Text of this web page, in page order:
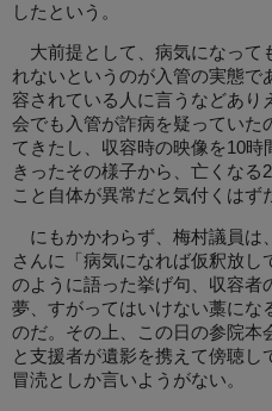
したという。
大前提として、病気になって
れないというのが入管の実態で
容されている人に言うなどあり
会でも入管が詐病を疑っていた
てきたし、収容時の映像を10
きったその様子から、亡くなる
こと自体が異常だと気付くはず
にもかかわらず、梅村議員は
さんに「病気になれば仮釈放
のように語った挙げ句、収容者
夢、すがってはいけない藁にな
のだ。その上、この日の参院本
と支援者が遺影を携えて傍聴し
冒涜としか言いようがない。